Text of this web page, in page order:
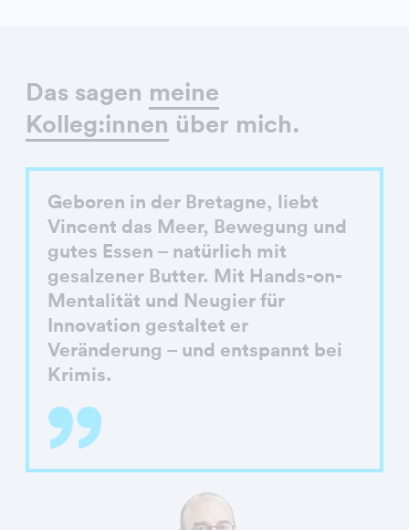
Das sagen meine
Kolleg:innen über mich.
Geboren in der Bretagne, liebt
Vincent das Meer, Bewegung und
gutes Essen – natürlich mit
gesalzener Butter. Mit Hands-on-
Mentalität und Neugier für
Innovation gestaltet er
Veränderung – und entspannt bei
Krimis.